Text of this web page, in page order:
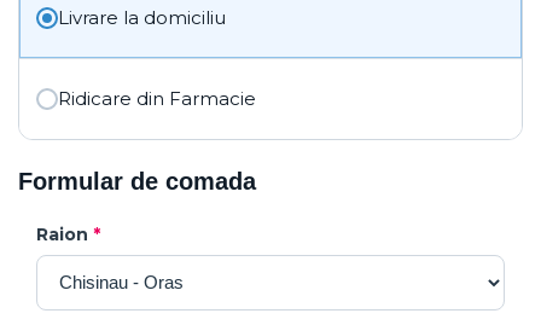
Livrare la domiciliu
Ridicare din Farmacie
Formular de comada
Raion *